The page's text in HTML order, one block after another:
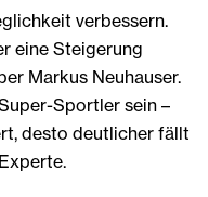
verbessern.
eine Steigerung
Markus Neuhauser.
Sportler sein –
desto deutlicher fällt